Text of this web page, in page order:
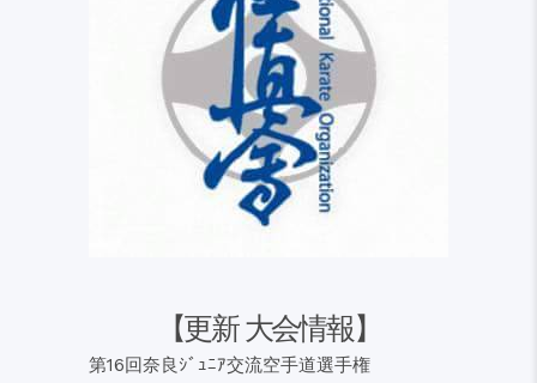
【更新 大会情報】
第16回奈良ｼﾞｭﾆｱ交流空手道選手権